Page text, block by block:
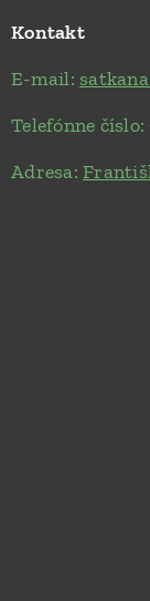
Kontakt
E-mail:
Telefónne číslo:
Adresa: